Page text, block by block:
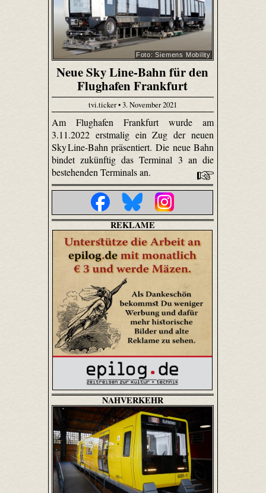
Foto: Siemens Mobility
Neue Sky Line-Bahn für den
Flughafen Frankfurt
tvi.ticker • 3. November 2021
Am Flughafen Frankfurt wurde am
3.11.2022 erstmalig ein Zug der neuen
Sky Line-Bahn präsentiert. Die neue Bahn
bindet zukünftig das Terminal 3 an die
bestehenden Terminals an.
REKLAME
NAHVERKEHR